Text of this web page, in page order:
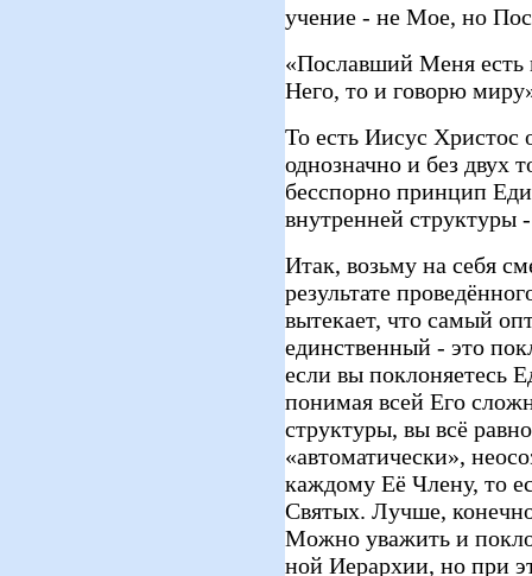
учение - не Мое, но
«Пославший Меня есть
Него, то и говорю
То есть Иисус Христос
однозначно и без двух
бесспорно принцип
внутренней структуры
Итак, возьму на себя
результате
вытекает, что самый
единственный - это
если вы поклоняетесь
понимая всей Его
структуры, вы всё
«автоматически»,
каждому Её Члену, то
Святых. Лучше,
Можно уважить и
ной Иерархии, но при